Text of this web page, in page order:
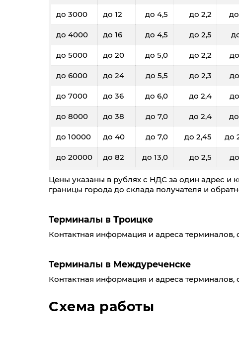
до 3000 до 12 до 4,5 до 2,2
до 4000 до 16 до 4,5 до 2,5
до 5000 до 20 до 5,0 до 2,2
до 6000 до 24 до 5,5 до 2,3
до 7000 до 36 до 6,0 до 2,4
до 8000 до 38 до 7,0 до 2,4
до 10000 до 40 до 7,0 до 2,45 до
до 20000 до 82 до 13,0 до 2,5
Цены указаны в рублях с НДС за один адрес и
границы города до склада получателя и
Терминалы в Троицке
Контактная информация и адреса
Терминалы в Междуреченске
Контактная информация и адреса
Схема работы